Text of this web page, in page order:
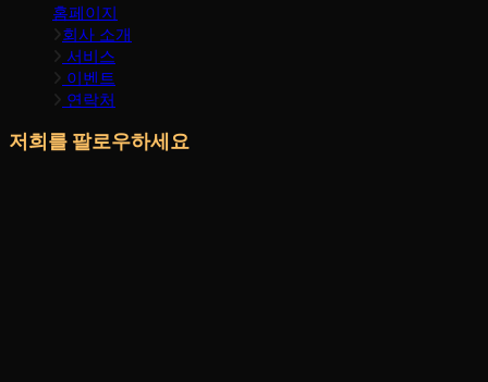
홈페이지
회사 소개
서비스
이벤트
연락처
저희를 팔로우하세요